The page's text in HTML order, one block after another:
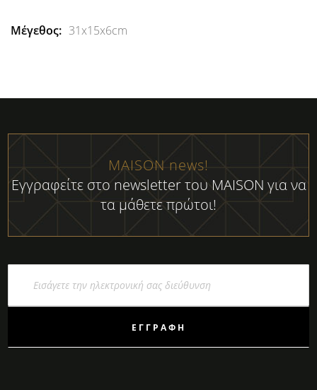
31x15x6cm
MAISON news!
Εγγραφείτε στο newsletter του MAISON για να
τα μάθετε πρώτοι!
ΕΓΓΡΑΦΉ